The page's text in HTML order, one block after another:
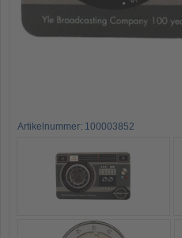
Artikelnummer: 100003852